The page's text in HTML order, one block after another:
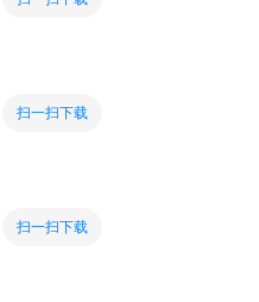
扫一扫下载
扫一扫下载